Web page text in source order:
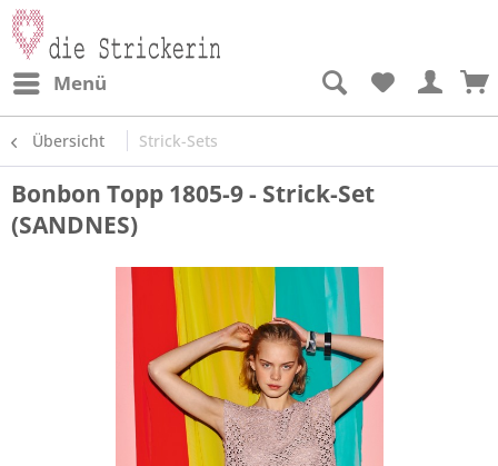
Menü
Übersicht Strick-Sets
Bonbon Topp 1805-9 - Strick-Set
(SANDNES)